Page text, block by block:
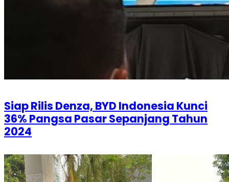
Siap Rilis Denza, BYD Indonesia Kunci
36% Pangsa Pasar Sepanjang Tahun
2024